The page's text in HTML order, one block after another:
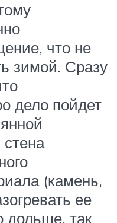
что не
зимой. Сразу
дело пойдет
(камень,
ее
дольше, так